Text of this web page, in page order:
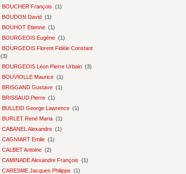
BOUCHER François (1)
BOUDON David (1)
BOUHOT Etienne (1)
BOURGEOIS Eugène (1)
BOURGEOIS Florent Fidèle Constant
(3)
BOURGEOIS Léon Pierre Urbain (3)
BOUVIOLLE Maurice (1)
BRISGAND Gustave (1)
BRISSAUD Pierre (1)
BULLEID George Lawrence (1)
BURLET René Maria (1)
CABANEL Alexandre (1)
CAGNIART Emile (1)
CALBET Antoine (2)
CAMINADE Alexandre François (1)
CARESME Jacques Philippe (1)